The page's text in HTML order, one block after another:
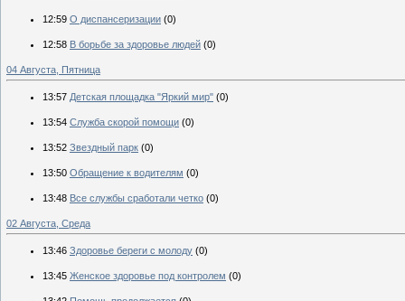
12:59 О диспансеризации (0)
12:58 В борьбе за здоровье людей (0)
04 Августа, Пятница
13:57 Детская площадка "Яркий мир" (0)
13:54 Служба скорой помощи (0)
13:52 Звездный парк (0)
13:50 Обращение к водителям (0)
13:48 Все службы сработали четко (0)
02 Августа, Среда
13:46 Здоровье береги с молоду (0)
13:45 Женское здоровье под контролем (0)